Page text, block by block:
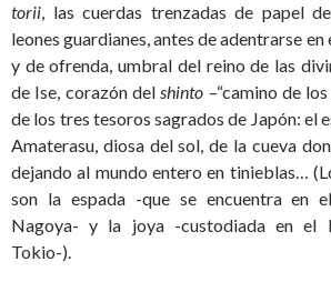
torii, las cuerdas trenzadas de papel
leones guardianes, antes de adentrarse
y de ofrenda, umbral del reino de las
de Ise, corazón delshinto –“camino de
de los tres tesoros sagrados de Japón: el
Amaterasu, diosa del sol, de la cueva
dejando al mundo entero en tinieblas…
son la espada -que se encuentra en
Nagoya- y la joya -custodiada en el
Tokio-).